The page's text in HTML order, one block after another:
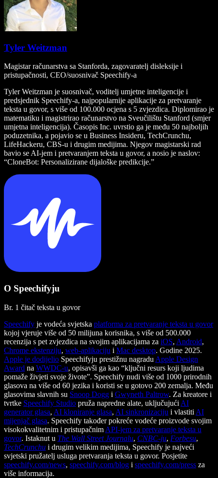
Tyler Weitzman
Magistar računarstva sa Stanforda, zagovaratelj disleksije i
pristupačnosti, CEO/suosnivač Speechify-a
Tyler Weitzman je suosnivač, voditelj umjetne inteligencije i
predsjednik Speechify-a, najpopularnije aplikacije za pretvaranje
teksta u govor, s više od 100.000 ocjena s 5 zvjezdica. Diplomirao je
matematiku i magistrirao računarstvo na Sveučilištu Stanford (smjer
umjetna inteligencija). Časopis Inc. uvrstio ga je među 50 najboljih
poduzetnika, a pojavio se u Business Insideru, TechCrunchu,
LifeHackeru, CBS-u i drugim medijima. Njegov magistarski rad
bavio se AI-jem i pretvaranjem teksta u govor, a nosio je naslov:
“CloneBot: Personalizirane dijaloške predikcije.”
O Speechifyju
Br. 1 čitač teksta u govor
Speechify je vodeća svjetska platforma za pretvaranje teksta u govor
kojoj vjeruje više od 50 milijuna korisnika, s više od 500.000
recenzija s pet zvjezdica na svojim aplikacijama za iOS, Android,
Chrome ekstenziju, web-aplikaciju i Mac desktop. Godine 2025.
Apple je dodijelio Speechifyju prestižnu nagradu Apple Design
Award na WWDC-u, opisavši ga kao “ključni resurs koji ljudima
pomaže živjeti svoje živote”. Speechify nudi više od 1000 prirodnih
glasova na više od 60 jezika i koristi se u gotovo 200 zemalja. Među
glasovima slavnih su Snoop Dogg i Gwyneth Paltrow. Za kreatore i
tvrtke Speechify Studio pruža napredne alate, uključujući AI
generator glasa, AI kloniranje glasa, AI sinkronizaciju i vlastiti AI
mijenjač glasa. Speechify također pokreće vodeće proizvode svojim
visokokvalitetnim i pristupačnim API-jem za pretvaranje teksta u
govor. Istaknut u The Wall Street Journalu, CNBC-ju, Forbesu,
TechCrunchu i drugim velikim medijima, Speechify je najveći
svjetski pružatelj usluga pretvaranja teksta u govor. Posjetite
speechify.com/news, speechify.com/blog i speechify.com/press za
više informacija.